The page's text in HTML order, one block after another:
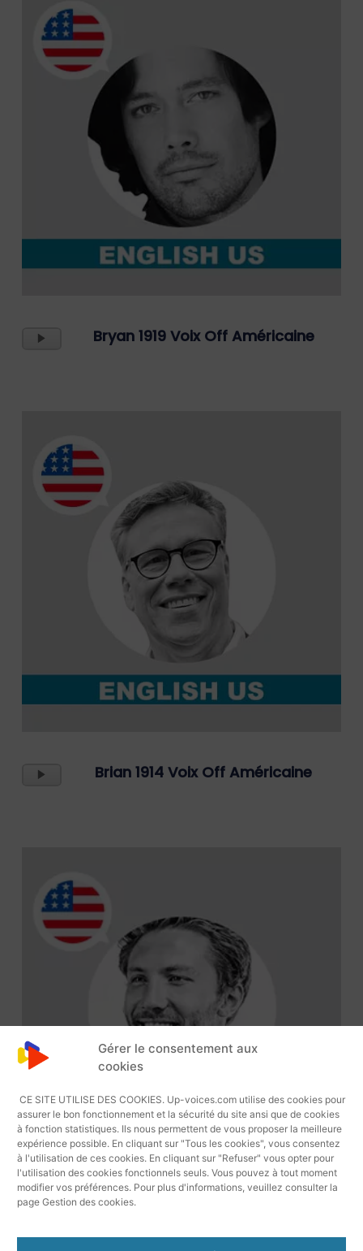
Gérer le consentement aux
cookies
CE SITE UTILISE DES COOKIES. Up-voices.com utilise des cookies pour
assurer le bon fonctionnement et la sécurité du site ansi que de cookies
à fonction statistiques. Ils nous permettent de vous proposer la meilleure
expérience possible. En cliquant sur "Tous les cookies", vous consentez
à l'utilisation de ces cookies. En cliquant sur "Refuser" vous opter pour
l'utilisation des cookies fonctionnels seuls. Vous pouvez à tout moment
modifier vos préférences. Pour plus d'informations, veuillez consulter la
page Gestion des cookies.
Lecteur
Bryan 1919 Voix Off Américaine
Lecteur
Brian 1914 Voix Off Américaine
Spencer 1912 Voix Off Américaine